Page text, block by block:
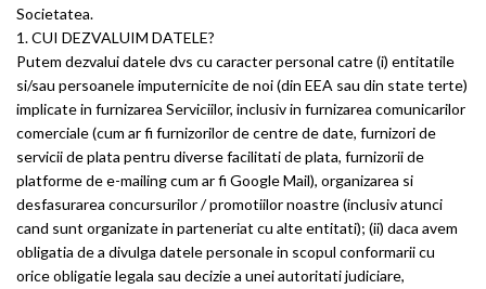
Societatea.
1. CUI DEZVALUIM DATELE?
Putem dezvalui datele dvs cu caracter personal catre (i) entitatile
si/sau persoanele imputernicite de noi (din EEA sau din state terte)
implicate in furnizarea Serviciilor, inclusiv in furnizarea comunicarilor
comerciale (cum ar fi furnizorilor de centre de date, furnizori de
servicii de plata pentru diverse facilitati de plata, furnizorii de
platforme de e-mailing cum ar fi Google Mail), organizarea si
desfasurarea concursurilor / promotiilor noastre (inclusiv atunci
cand sunt organizate in parteneriat cu alte entitati); (ii) daca avem
obligatia de a divulga datele personale in scopul conformarii cu
orice obligatie legala sau decizie a unei autoritati judiciare,